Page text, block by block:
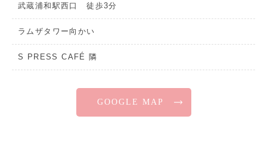
武蔵浦和駅西口 徒歩3分
ラムザタワー向かい
S PRESS CAFÉ 隣
GOOGLE MAP